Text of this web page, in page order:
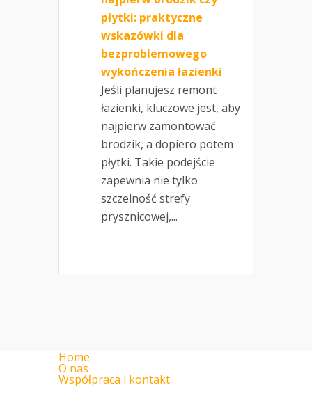
płytki: praktyczne
wskazówki dla
bezproblemowego
wykończenia łazienki
Jeśli planujesz remont
łazienki, kluczowe jest, aby
najpierw zamontować
brodzik, a dopiero potem
płytki. Takie podejście
zapewnia nie tylko
szczelność strefy
prysznicowej,...
Home
O nas
Współpraca i kontakt